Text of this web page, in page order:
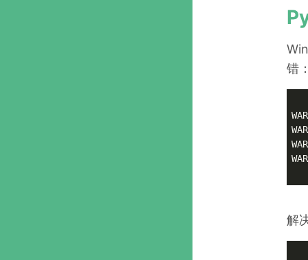
错：
解